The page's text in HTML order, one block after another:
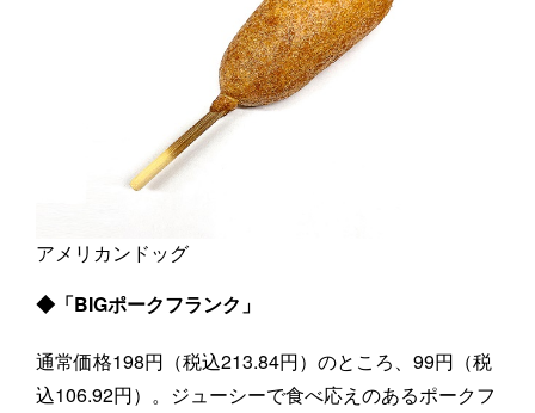
アメリカンドッグ
◆「BIGポークフランク」
通常価格198円（税込213.84円）のところ、99円（税
込106.92円）。ジューシーで食べ応えのあるポークフ